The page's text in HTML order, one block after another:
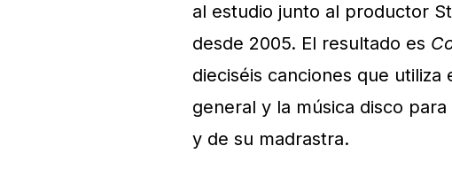
al estudio junto al productor
desde 2005. El resultado es
dieciséis canciones que
general y la música disco
y de su madrastra.